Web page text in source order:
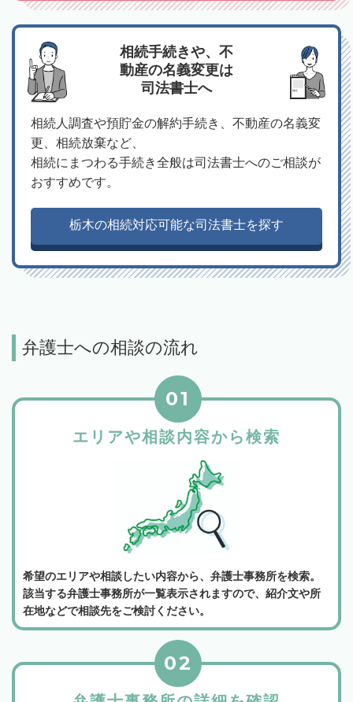
相続手続きや、不
動産の名義変更は
司法書士へ
相続人調査や預貯金の解約手続き、不動産の名義変
更、相続放棄など、
相続にまつわる手続き全般は司法書士へのご相談が
おすすめです。
栃木の相続対応可能な司法書士を探す
弁護士への相談の流れ
エリアや相談内容から検索
01
希望のエリアや相談したい内容から、弁護士事務所を検索。
該当する弁護士事務所が一覧表示されますので、紹介文や所
在地などで相談先をご検討ください。
02